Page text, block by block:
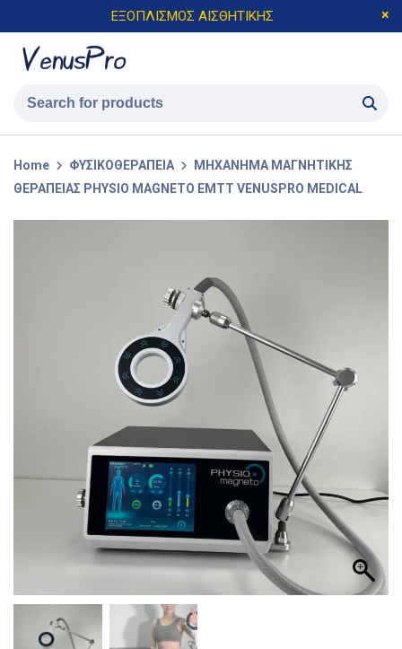
ΕΞΟΠΛΙΣΜΟΣ ΑΙΣΘΗΤΙΚΗΣ
Home ΦΥΣΙΚΟΘΕΡΑΠΕΙΑ
ΜΗΧΑΝΗΜΑ ΜΑΓΝΗΤΙΚΗΣ
ΘΕΡΑΠΕΙΑΣ PHYSIO MAGNETO EMTT VENUSPRO MEDICAL